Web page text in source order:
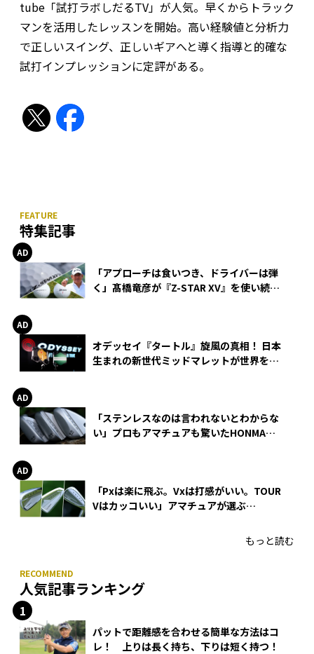
tube「試打ラボしだるTV」が人気。早くからトラック
マンを活用したレッスンを開始。高い経験値と分析力
で正しいスイング、正しいギアへと導く指導と的確な
試打インプレッションに定評がある。
特集記事
「アプローチは食いつき、ドライバーは弾
く」髙橋竜彦が『Z-STAR XV』を使い続け
オデッセイ『タートル』旋風の真相！ 日本
生まれの新世代ミッドマレットが世界を席
「ステンレスなのは言われないとわからな
い」プロもアマチュアも驚いたHONMA
「Pxは楽に飛ぶ。Vxは打感がいい。TOUR
Vはカッコいい」アマチュアが選ぶ
もっと読む
人気記事ランキング
パットで距離感を合わせる簡単な方法はコ
レ！ 上りは長く持ち、下りは短く持つ！